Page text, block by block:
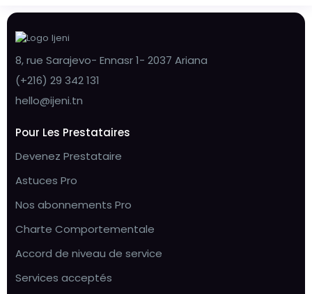
8, rue Sarajevo- Ennasr 1- 2037 Ariana
(+216) 29 342 131
hello@ijeni.tn
Pour Les Prestataires
Devenez Prestataire
Astuces Pro
Nos abonnements Pro
Charte Comportementale
Accord de niveau de service
Services acceptés